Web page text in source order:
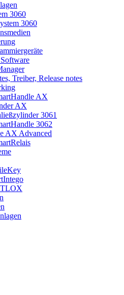
3060
3060
Treiber, Release notes
AX
AX
3061
3062
AX Advanced